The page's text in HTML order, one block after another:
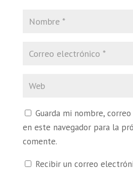
Guarda mi nombre,
en este navegador para la
comente.
Recibir un correo